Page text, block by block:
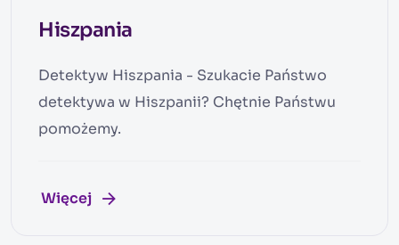
Hiszpania
Detektyw Hiszpania - Szukacie Państwo
detektywa w Hiszpanii? Chętnie Państwu
pomożemy.
Więcej